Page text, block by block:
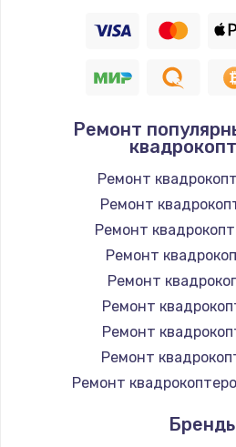
Ремонт
Ремонт
Ремонт
Ремонт
Ремонт
Ремонт
Ремонт
Ремонт
Ремонт
Ремонт